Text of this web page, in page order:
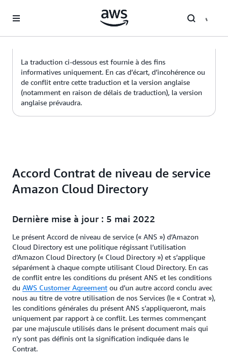
La traduction ci-dessous est fournie à des fins
informatives uniquement. En cas d’écart, d’incohérence ou
de conflit entre cette traduction et la version anglaise
(notamment en raison de délais de traduction), la version
anglaise prévaudra.
Accord Contrat de niveau de service
Amazon Cloud Directory
Dernière mise à jour : 5 mai 2022
Le présent Accord de niveau de service (« ANS ») d’Amazon
Cloud Directory est une politique régissant l’utilisation
d’Amazon Cloud Directory (« Cloud Directory ») et s’applique
séparément à chaque compte utilisant Cloud Directory. En cas
de conflit entre les conditions du présent ANS et les conditions
du AWS Customer Agreement ou d’un autre accord conclu avec
nous au titre de votre utilisation de nos Services (le « Contrat »),
les conditions générales du présent ANS s’appliqueront, mais
uniquement par rapport à ce conflit. Les termes commençant
par une majuscule utilisés dans le présent document mais qui
n’y sont pas définis ont la signification indiquée dans le
Contrat.